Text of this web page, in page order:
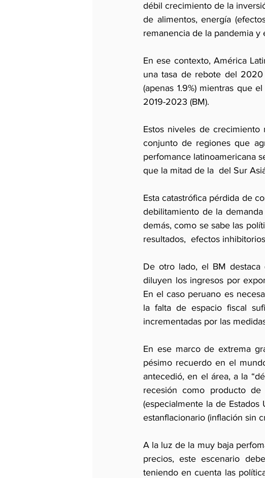
débil crecimiento de la
de alimentos, energía
remanencia de la pandemia y
En ese contexto, América
una tasa de rebote del
(apenas 1.9%) mientras que
2019-2023 (BM).
Estos niveles de
conjunto de regiones que
perfomance latinoamericana
que la mitad de la  del Sur
Esta catastrófica pérdida de
debilitamiento de la
demás, como se sabe las
resultados,  efectos
De otro lado, el BM
diluyen los ingresos por
En el caso peruano es
la falta de espacio fiscal
incrementadas por las
En ese marco de extrema
pésimo recuerdo en el
antecedió, en el área, a la
recesión como producto
(especialmente la de
estanflacionario (inflación sin
A la luz de la muy baja
precios, este escenario
teniendo en cuenta las